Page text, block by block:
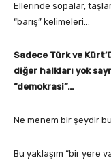
Ellerinde sopalar,
“barış” kelimeleri…
Sadece Türk ve
diğer halkları yok
“demokrasi”…
Ne menem bir şeydir
Bu yaklaşım “bir yere